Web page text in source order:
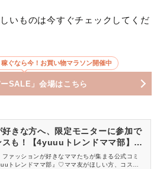
いものは今すぐチェックしてくだ
ぐなら今！お買い物マラソン開催中
SALE」会場はこちら
好きな方へ、限定モニターに参加で
スも！【4yuuuトレンドママ部】部
ァッションが好きなママたちが集まる公式コミ
トレンドママ部』♡ママ友がほしい方、コスメサ